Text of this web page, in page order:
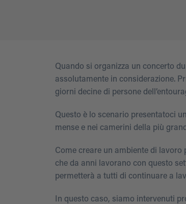
Quando si organizza un concerto
assolutamente in considerazione.
giorni decine di persone
Questo è lo scenario presentatoci
mense e nei camerini della più
Come creare un ambiente di lavoro
che da anni lavorano con questo
permetterà a tutti di continuare a
In questo caso, siamo intervenuti